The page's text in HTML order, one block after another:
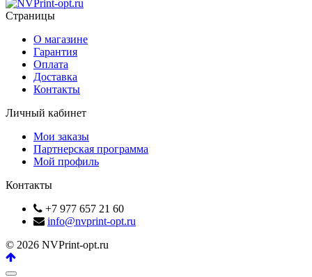
Страницы
О магазине
Гарантия
Оплата
Доставка
Контакты
Личный кабинет
Мои заказы
Партнерская программа
Мой профиль
Контакты
+7 977 657 21 60
info@nvprint-opt.ru
© 2026 NVPrint-opt.ru